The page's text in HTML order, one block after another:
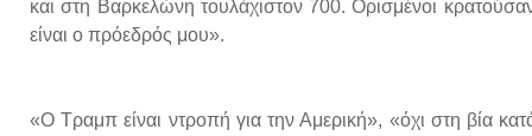
και στη Βαρκελώνη τουλάχιστον 700. Ορισμένοι
είναι ο πρόεδρός μου».
«Ο Τραμπ είναι ντροπή για την Αμερική», «όχι στη βία